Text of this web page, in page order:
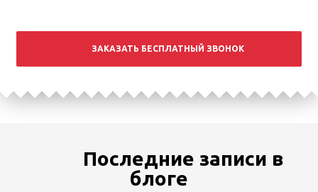
ЗАКАЗАТЬ БЕСПЛАТНЫЙ ЗВОНОК
Последние записи в
блоге